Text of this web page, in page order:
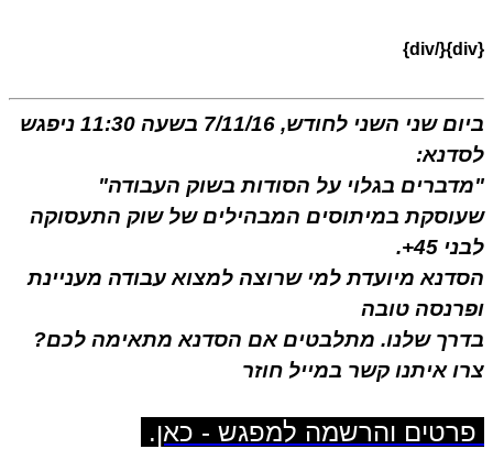
{/div}
ביום שני השני לחודש, 7/11/16 בשעה 11:30 ניפגש
בגלוי על הסודות בשוק העבודה"
במיתוסים המבהילים של שוק התעסוקה
45+
.
מיועדת למי שרוצה למצוא עבודה מעניינת
טובה
שלנו. מתלבטים אם הסדנא מתאימה לכם?
איתנו קשר במייל חוזר
והרשמה למפגש - כאן.